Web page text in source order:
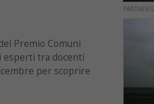
Premio Comuni
esperti tra docenti
per scoprire
PARTNERS